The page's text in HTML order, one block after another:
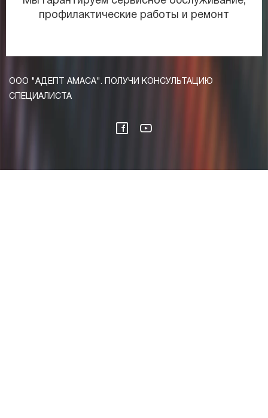
профилактические работы и ремонт
ООО "АДЕПТ АМАСА". ПОЛУЧИ КОНСУЛЬТАЦИЮ
СПЕЦИАЛИСТА